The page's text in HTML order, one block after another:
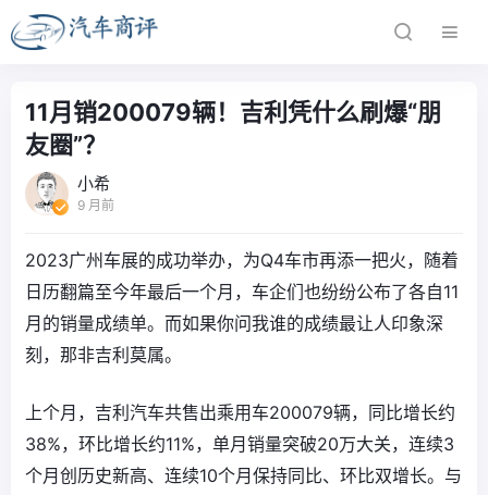
11月销200079辆！吉利凭什么刷爆“朋
友圈”？
小希
9 月前
2023广州车展的成功举办，为Q4车市再添一把火，随着
日历翻篇至今年最后一个月，车企们也纷纷公布了各自11
月的销量成绩单。而如果你问我谁的成绩最让人印象深
刻，那非吉利莫属。
上个月，吉利汽车共售出乘用车200079辆，同比增长约
38%，环比增长约11%，单月销量突破20万大关，连续3
个月创历史新高、连续10个月保持同比、环比双增长。与